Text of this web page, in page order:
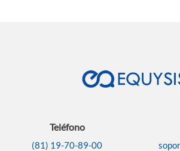
Teléfono
(81) 19-70-89-00